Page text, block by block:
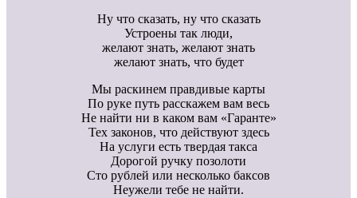
Ну что сказать, ну что сказать
Устроены так люди,
желают знать, желают знать
желают знать, что будет
Мы раскинем правдивые карты
По руке путь расскажем вам весь
Не найти ни в каком вам «Гаранте»
Тех законов, что действуют здесь
На услуги есть твердая такса
Дорогой ручку позолоти
Сто рублей или несколько баксов
Неужели тебе не найти.